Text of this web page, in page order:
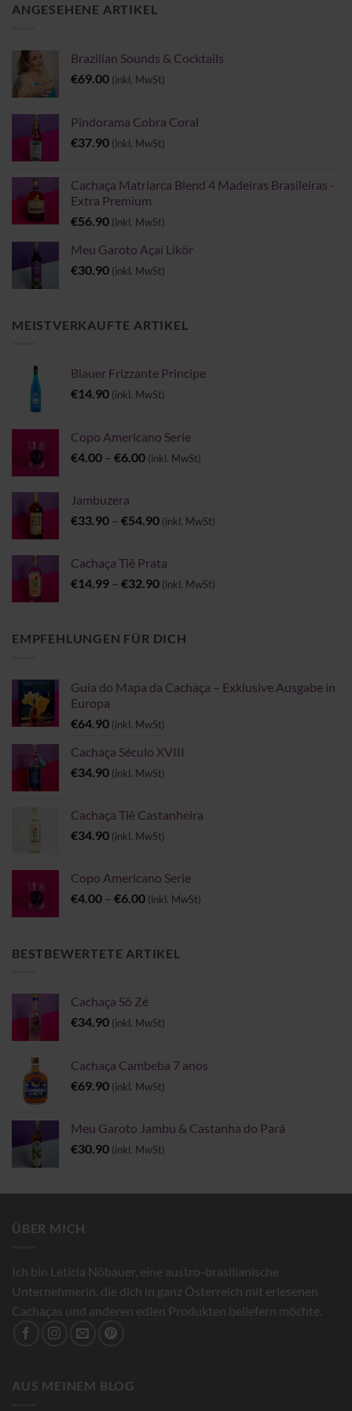
ANGESEHENE ARTIKEL
Brazilian Sounds & Cocktails
€69.00 (inkl. MwSt)
Pindorama Cobra Coral
€37.90 (inkl. MwSt)
Cachaça Matriarca Blend 4 Madeiras Brasileiras -
Extra Premium
€56.90 (inkl. MwSt)
Meu Garoto Açaí Likör
€30.90 (inkl. MwSt)
MEISTVERKAUFTE ARTIKEL
Blauer Frizzante Principe
€14.90 (inkl. MwSt)
Copo Americano Serie
€4.00 – €6.00Preisspanne:
(inkl. MwSt)
Jambuzera
€33.90 – €54.90Preisspanne:
€54.90
(inkl. MwSt)
Cachaça Tiê Prata
€14.99 – €32.90Preisspanne:
€32.90
(inkl. MwSt)
EMPFEHLUNGEN FÜR DICH
Guia do Mapa da Cachaça – Exklusive Ausgabe in
Europa
€64.90 (inkl. MwSt)
Cachaça Século XVIII
€34.90 (inkl. MwSt)
Cachaça Tiê Castanheira
€34.90 (inkl. MwSt)
Copo Americano Serie
€4.00 – €6.00Preisspanne:
€6.00
(inkl. MwSt)
BESTBEWERTETE ARTIKEL
Cachaça Sô Zé
€34.90 (inkl. MwSt)
Cachaça Cambeba 7 anos
€69.90 (inkl. MwSt)
Meu Garoto Jambu & Castanha do Pará
€30.90 (inkl. MwSt)
ÜBER MICH
Ich bin Leticia Nöbauer, eine austro-brasilianische
Unternehmerin, die dich in ganz Österreich mit erlesenen
Cachaças und anderen edlen Produkten beliefern möchte.
AUS MEINEM BLOG